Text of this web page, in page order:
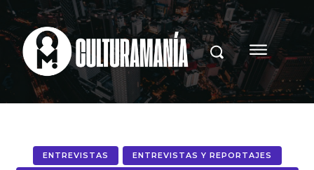
ENTREVISTAS ENTREVISTAS Y REPORTAJES